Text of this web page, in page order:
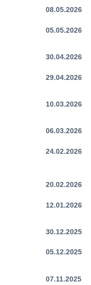
08.05.2026
05.05.2026
30.04.2026
29.04.2026
10.03.2026
06.03.2026
24.02.2026
20.02.2026
12.01.2026
30.12.2025
05.12.2025
07.11.2025